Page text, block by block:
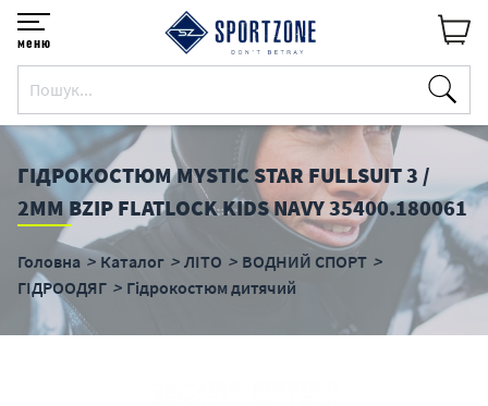
меню
ГІДРОКОСТЮМ MYSTIC STAR FULLSUIT 3 /
2MM BZIP FLATLOCK KIDS NAVY 35400.180061
Головна Каталог ЛІТО
ВОДНИЙ СПОРТ
ГІДРООДЯГ
Гідрокостюм дитячий